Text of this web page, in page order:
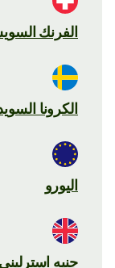
الفرنك
الكرونا
اليورو
جنيه استرليني